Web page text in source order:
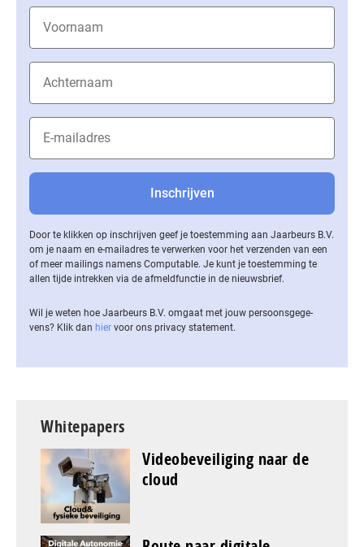
Door te klikken op inschrijven geef je toestemming aan Jaarbeurs B.V.
om je naam en e-mailadres te verwerken voor het verzenden van een
of meer mailings namens Computable. Je kunt je toestemming te
allen tijde intrekken via de af­meld­func­tie in de nieuwsbrief.
Wil je weten hoe Jaarbeurs B.V. omgaat met jouw per­soons­ge­ge­
vens? Klik dan hier voor ons privacy statement.
Whitepapers
Videobeveiliging naar de
cloud